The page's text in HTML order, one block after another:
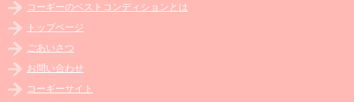
コーギーのベストコンディションとは
トップページ
ごあいさつ
お問い合わせ
コーギーサイト